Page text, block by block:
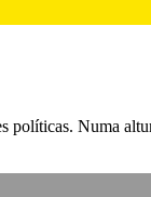
Numa